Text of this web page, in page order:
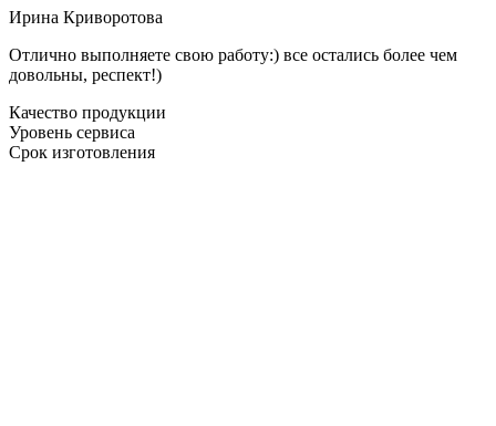
Ирина Криворотова
Отлично выполняете свою работу:) все остались более чем
довольны, респект!)
Качество продукции
Уровень сервиса
Срок изготовления